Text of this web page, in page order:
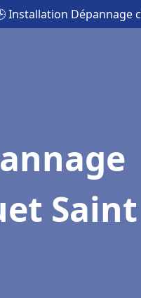
Installation Dépannage
Saint